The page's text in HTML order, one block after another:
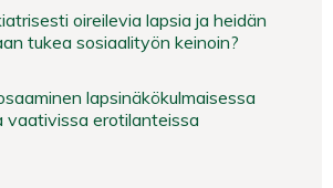
oireilevia lapsia ja heidän
tukea sosiaalityön keinoin?
lapsinäkökulmaisessa
vaativissa erotilanteissa